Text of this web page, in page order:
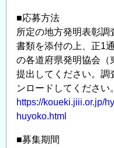
■応募方法
所定の地方発明表彰
書類を添付の上、正1
の各道府県発明協会（
提出してください。調
ンロードしてください。
https://koueki.jiii.or.jp/
huyoko.html
■募集期間